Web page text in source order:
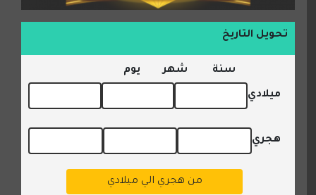
تحويل التاريخ
سنة شهر يوم
ميلادي
هجري
من هجري الي ميلادي